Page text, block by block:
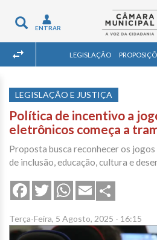
Toggle
navigation
ENTRAR
LEGISLAÇÃO
LEGISLAÇÃO E JUSTIÇA
Política de incentivo a
eletrônicos começa a
Proposta busca reconhecer os
de inclusão, educação, cultura e
FacebookTwitterWhatsApp
Email
Terça-Feira, 5 Agosto, 2025 - 16:15